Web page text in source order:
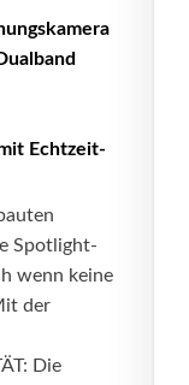
Echtzeit-
Spotlight-
wenn keine
der
Die